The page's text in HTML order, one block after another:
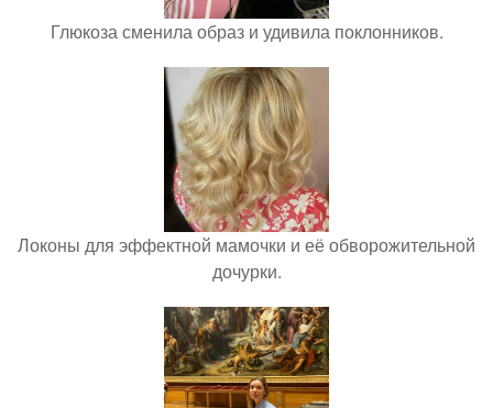
Глюкоза сменила образ и удивила поклонников.
Локоны для эффектной мамочки и её обворожительной
дочурки.